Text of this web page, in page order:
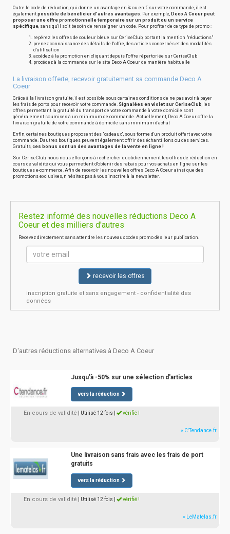
Outre le code de réduction, qui donne un avantage en % ou en € sur votre commande, il est
également possible de bénéficier d'autres avantages. Par exemple, Deco A Coeur peut
proposer une offre promotionnelle temporaire sur un produit ou un service
spécifique, sans qu'il soit besoin de renseigner un code. Pour profiter de ce type de promo :
repérez les offres de couleur bleue sur CeriseClub, portant la mention "réductions"
prenez connaissance des détails de l'offre, des articles concernés et des modalités
d'utilisation
accédez à la promotion en cliquant depuis l'offre répertoriée sur CeriseClub
procédez à la commande sur le site Deco A Coeur de manière habituelle
La livraison offerte, recevoir gratuitement sa commande Deco A
Coeur
Grâce à la livraison gratuite, il est possible sous certaines conditions de ne pas avoir à payer
les frais de ports pour recevoir votre commande. Signalées en violet sur CeriseClub, les
offres permettant la gratuité du transport de votre commande à votre domicile sont
généralement soumises à un minimum de commande. Actuellement, Deco A Coeur offre la
livraison gratuite de votre commande à domicile sans minimum d'achat
Enfin, certaines boutiques proposent des "cadeaux", sous forme d'un produit offert avec votre
commande. D'autres boutiques peuvent également offrir des échantillons ou des services.
Gratuits, ces bonus sont un des avantages de la vente en ligne !
Sur CeriseClub, nous nous efforçons à rechercher quotidiennement les offres de réduction en
cours de validité qui vous permettent d'obtenir des rabais pour vos achats en ligne sur les
boutiques e-commerce. Afin de recevoir les nouvelles offres Deco A Coeur ainsi que des
promotions exclusives, n'hésitez pas à vous inscrire à la newsletter.
Restez informé des nouvelles réductions Deco A
Coeur et des milliers d'autres
Recevez directement sans attendre les nouveaux codes promo dès leur publication.
recevoir les offres
inscription gratuite et sans engagement - confidentialité des
données
D'autres réductions alternatives à Deco A Coeur
Jusqu'à -50% sur une sélection d'articles
vers la réduction
En cours de validité | Utilisé 12 fois vérifié !
» C'Tendance.fr
Une livraison sans frais avec les frais de port
gratuits
vers la réduction
En cours de validité | Utilisé 12 fois vérifié !
» LeMatelas.fr